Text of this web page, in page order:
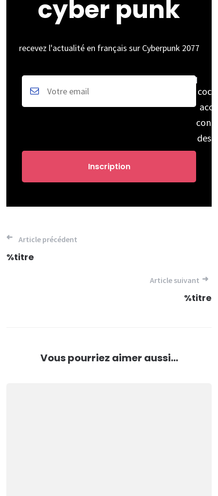
cyber punk
recevez l'actualité en français sur Cyberpunk 2077
des
Navigation
de
Article précédent
%titre
Article suivant
%titre
Vous pourriez aimer aussi...